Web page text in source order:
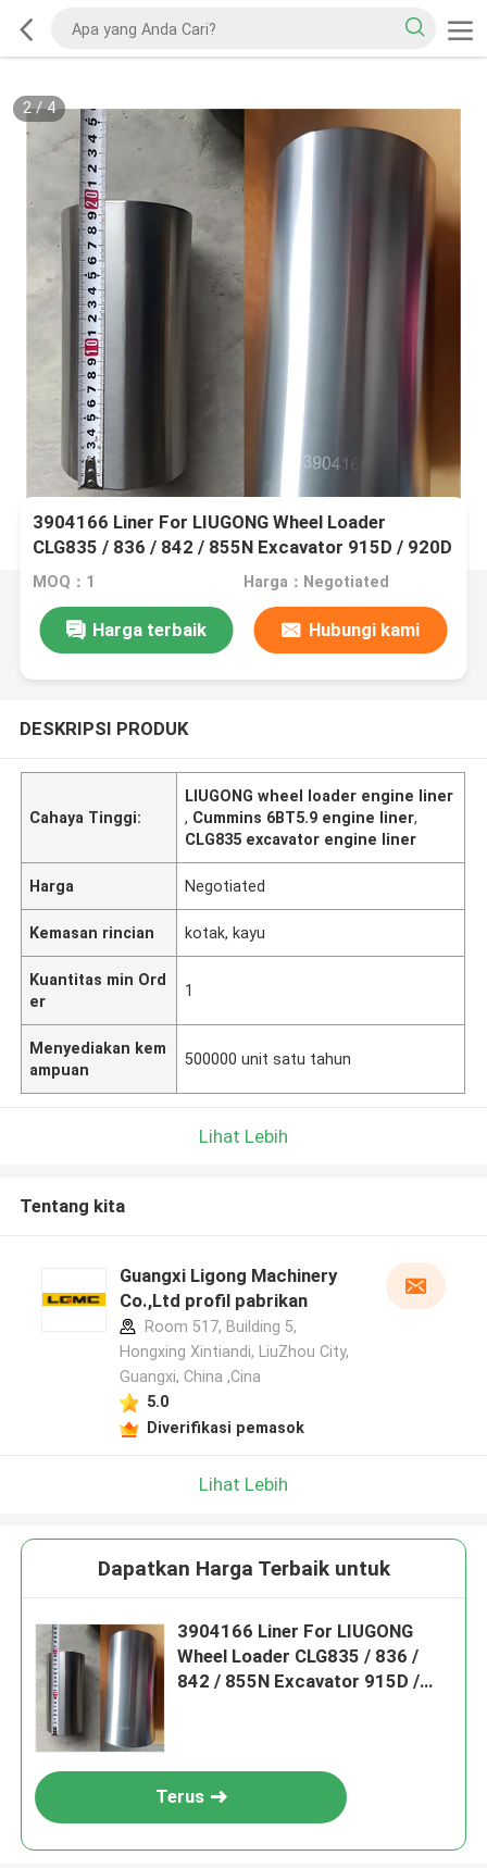
2/4
3904166 Liner For LIUGONG Wheel Loader
CLG835 / 836 / 842 / 855N Excavator 915D / 920D
/ 922D Roadroller 618/620 Engine 6BT5.9 /
MOQ：1 Harga：Negotiated
Harga terbaik Hubungi kami
DESKRIPSI PRODUK
Cahaya Tinggi:
LIUGONG wheel loader engine liner
, Cummins 6BT5.9 engine liner,
CLG835 excavator engine liner
Harga Negotiated
Kemasan rincian kotak, kayu
Kuantitas min Ord
er
1
Menyediakan kem
ampuan
500000 unit satu tahun
Lihat Lebih
Tentang kita
Guangxi Ligong Machinery
Co.,Ltd profil pabrikan
Room 517, Building 5,
Hongxing Xintiandi, LiuZhou City,
Guangxi, China ,Cina
5.0
Diverifikasi pemasok
Lihat Lebih
Dapatkan Harga Terbaik untuk
3904166 Liner For LIUGONG
Wheel Loader CLG835 / 836 /
842 / 855N Excavator 915D /
Terus